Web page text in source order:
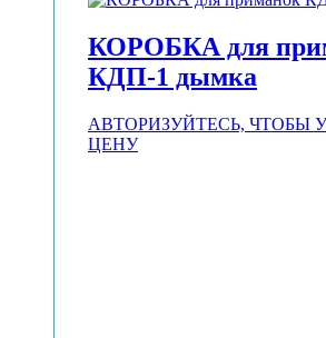
КОРОБКА для
КДП-1 дымка
АВТОРИЗУЙТЕСЬ, ЧТОБЫ
ЦЕНУ